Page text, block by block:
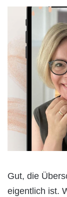
Gut, die
eigentlich ist.